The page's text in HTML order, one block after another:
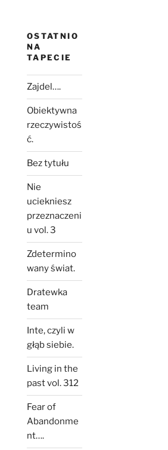
OSTATNIO
NA
TAPECIE
Zajdel….
Obiektywna
rzeczywistoś
ć.
Bez tytułu
Nie
uciekniesz
przeznaczeni
u vol. 3
Zdetermino
wany świat.
Dratewka
team
Inte, czyli w
głąb siebie.
Living in the
past vol. 312
Fear of
Abandonme
nt….